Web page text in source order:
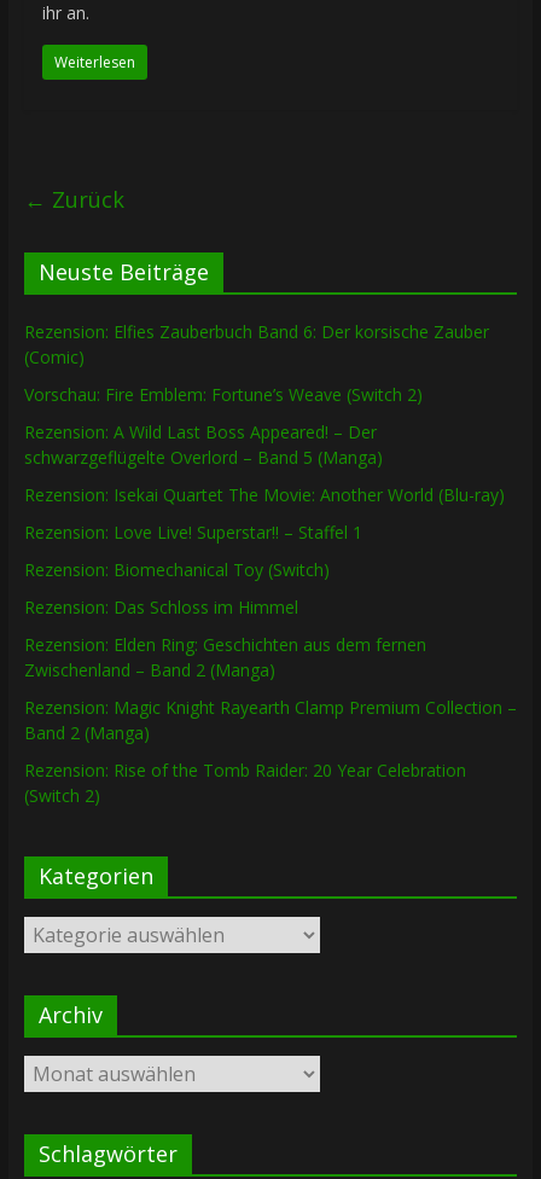
ihr an.
Weiterlesen
← Zurück
Neuste Beiträge
Rezension: Elfies Zauberbuch Band 6: Der korsische Zauber
(Comic)
Vorschau: Fire Emblem: Fortune’s Weave (Switch 2)
Rezension: A Wild Last Boss Appeared! – Der
schwarzgeflügelte Overlord – Band 5 (Manga)
Rezension: Isekai Quartet The Movie: Another World (Blu-ray)
Rezension: Love Live! Superstar!! – Staffel 1
Rezension: Biomechanical Toy (Switch)
Rezension: Das Schloss im Himmel
Rezension: Elden Ring: Geschichten aus dem fernen
Zwischenland – Band 2 (Manga)
Rezension: Magic Knight Rayearth Clamp Premium Collection –
Band 2 (Manga)
Rezension: Rise of the Tomb Raider: 20 Year Celebration
(Switch 2)
Kategorien
Kategorien
Archiv
Archiv
Schlagwörter